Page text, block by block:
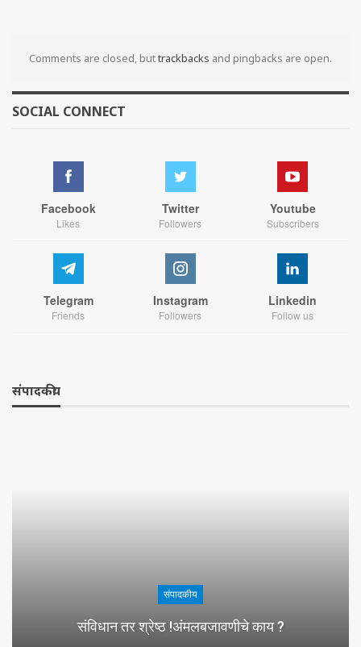
Comments are closed, buttrackbacks and pingbacks are open.
SOCIAL CONNECT
Facebook
Likes
Twitter
Followers
Youtube
Subscribers
Telegram
Friends
Instagram
Followers
Linkedin
Follow us
संपादकीय
संपादकीय
संविधान तर श्रेष्ठ !अंमलबजावणीचे काय ?